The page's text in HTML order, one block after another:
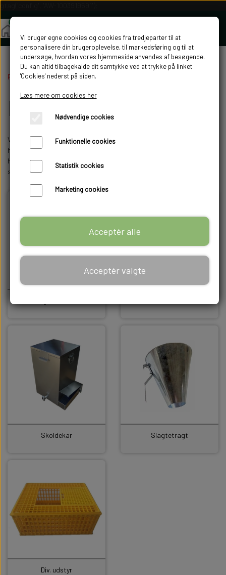
Forside Fjerkræudstyr
Fjerkræudstyr
Velkommen til Rugemaskine.dk, Plukkemaskiner.dk og Skoldekar.dk
hvor vi sælger div. udstyr til fjerkræ folk. Både folk med en lille
hønseflok og mere "professionelle" folk, som avler og slagter på mere
seriøst plan.
Skoldekar Slagtetragt
Div. udstyr
Vi bruger egne cookies og cookies fra tredjeparter til at
personalisere din brugeroplevelse, til markedsføring og til at
undersøge, hvordan vores hjemmeside anvendes af besøgende.
Du kan altid tilbagekalde dit samtykke ved at trykke på linket
'Cookies' nederst på siden.
Læs mere om cookies her
Nødvendige cookies
Funktionelle cookies
Statistik cookies
Marketing cookies
Acceptér alle
Acceptér valgte